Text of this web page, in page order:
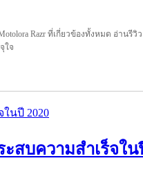
Razr ที่เกี่ยวข้องทั้งหมด อ่านรีวิว
ใจ
สบความสำเร็จใน